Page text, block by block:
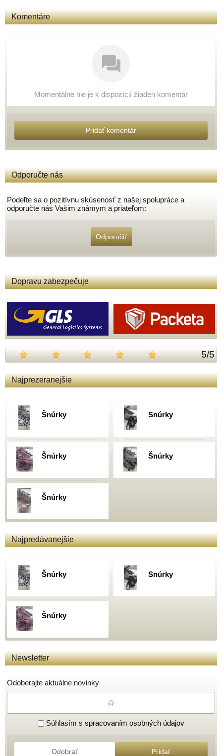
Dopravu zabezpečuje
5/5
Najprezeranejšie
Šnúrky Snúrky
Šnúrky Šnúrky
Šnúrky
Najpredávanejšie
Šnúrky Snúrky
Šnúrky
Newsletter
Odoberajte aktuálne novinky
Súhlasím s spracovaním osobných údajov
Odobrať Pridať
Komentáre
Momentálne nie je k dispozícií žiaden komentár
Pridať komentár
Odporučte nás
Podeľte sa o pozitívnu skúsenosť z našej spolupráce a
odporučte nás Vašim známym a priateľom:
Odporučiť